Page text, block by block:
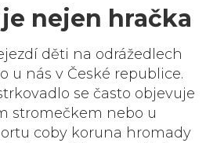
nejen hračka
děti na odrážedlech
u nás v České republice.
se často objevuje
stromečkem nebo u
coby koruna hromady